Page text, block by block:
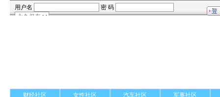
财经社区 女性社区 汽车社区
军事社区